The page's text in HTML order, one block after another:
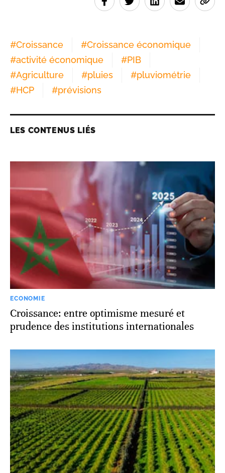
#Croissance #Croissance économique
#activité économique #PIB
#Agriculture #pluies #pluviométrie
#HCP #prévisions
LES CONTENUS LIÉS
ECONOMIE
Croissance: entre optimisme mesuré et
prudence des institutions internationales